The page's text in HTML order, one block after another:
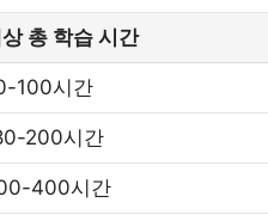
총 학습 시간
100시간
200시간
400시간